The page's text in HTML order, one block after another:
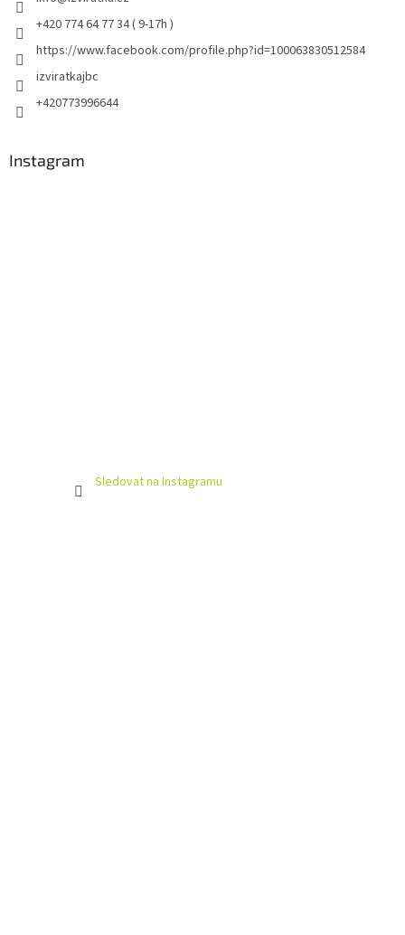
+420 774 64 77 34 ( 9-17h )
https://www.facebook.com/profile.php?id=100063830512584
izviratkajbc
+420773996644
Instagram
Sledovat na Instagramu